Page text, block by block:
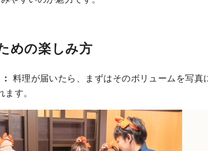
めの楽しみ方
料理が届いたら、まずはそのボリュームを写真
す。